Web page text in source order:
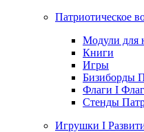
Патриотическое
Модули для
Книги
Игры
Бизиборды
Флаги I
Стенды
Игрушки I